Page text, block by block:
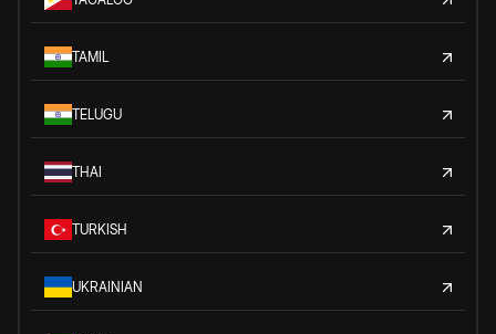
TAMIL
TELUGU
THAI
TURKISH
UKRAINIAN